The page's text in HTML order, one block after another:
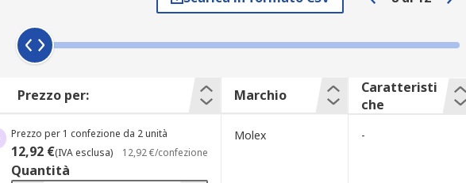
Prezzo per: Marchio
Caratteristi
che
Prezzo per 1 confezione da 2 unità
12,92 €(IVA esclusa) 12,92 €/confezione
Quantità
Molex -